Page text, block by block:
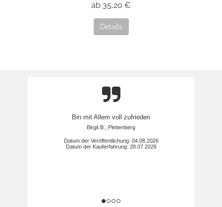
ab 35,20 €
Details
Bin mit Allem voll zufrieden
Birgit B., Plettenberg
Datum der Veröffentlichung: 04.08.2026
Datum der Kauferfahrung: 28.07.2026